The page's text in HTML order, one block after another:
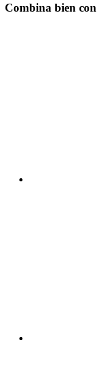
Combina bien con